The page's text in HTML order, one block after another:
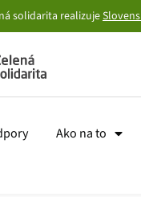
solidarita realizuje
Ako na to